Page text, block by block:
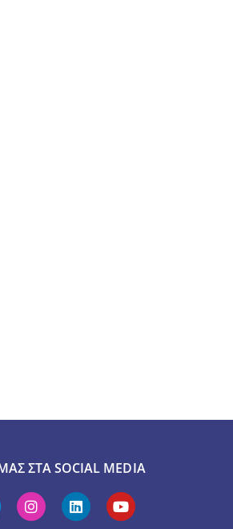
ΣΤΑ SOCIAL MEDIA